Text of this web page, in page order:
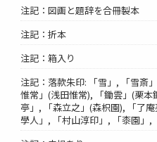
注記：図画と題辞を合冊製本
注記：折本
注記：箱入り
注記：落款朱印: 「雪」, 「雪斎
惟常」(浅田惟常), 「鋤雲」(栗
亭」, 「森立之」(森枳園), 「了
學人」, 「村山淳印」, 「桼園」,